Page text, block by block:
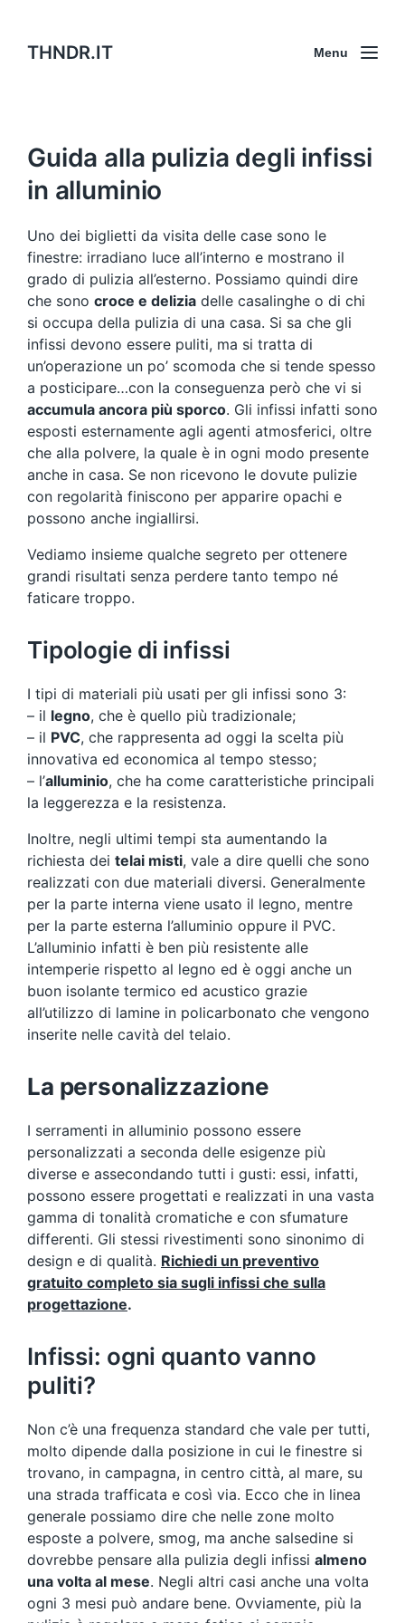
THNDR.IT Menu
Guida alla pulizia degli infissi
in alluminio
Uno dei biglietti da visita delle case sono le
finestre: irradiano luce all’interno e mostrano il
grado di pulizia all’esterno. Possiamo quindi dire
che sono croce e delizia delle casalinghe o di chi
si occupa della pulizia di una casa. Si sa che gli
infissi devono essere puliti, ma si tratta di
un’operazione un po’ scomoda che si tende spesso
a posticipare…con la conseguenza però che vi si
accumula ancora più sporco. Gli infissi infatti sono
esposti esternamente agli agenti atmosferici, oltre
che alla polvere, la quale è in ogni modo presente
anche in casa. Se non ricevono le dovute pulizie
con regolarità finiscono per apparire opachi e
possono anche ingiallirsi.
Vediamo insieme qualche segreto per ottenere
grandi risultati senza perdere tanto tempo né
faticare troppo.
Tipologie di infissi
I tipi di materiali più usati per gli infissi sono 3:
– il legno, che è quello più tradizionale;
– il PVC, che rappresenta ad oggi la scelta più
innovativa ed economica al tempo stesso;
– l’alluminio, che ha come caratteristiche principali
la leggerezza e la resistenza.
Inoltre, negli ultimi tempi sta aumentando la
richiesta dei telai misti, vale a dire quelli che sono
realizzati con due materiali diversi. Generalmente
per la parte interna viene usato il legno, mentre
per la parte esterna l’alluminio oppure il PVC.
L’alluminio infatti è ben più resistente alle
intemperie rispetto al legno ed è oggi anche un
buon isolante termico ed acustico grazie
all’utilizzo di lamine in policarbonato che vengono
inserite nelle cavità del telaio.
La personalizzazione
I serramenti in alluminio possono essere
personalizzati a seconda delle esigenze più
diverse e assecondando tutti i gusti: essi, infatti,
possono essere progettati e realizzati in una vasta
gamma di tonalità cromatiche e con sfumature
differenti. Gli stessi rivestimenti sono sinonimo di
design e di qualità. Richiedi un preventivo
gratuito completo sia sugli infissi che sulla
progettazione.
Infissi: ogni quanto vanno
puliti?
Non c’è una frequenza standard che vale per tutti,
molto dipende dalla posizione in cui le finestre si
trovano, in campagna, in centro città, al mare, su
una strada trafficata e così via. Ecco che in linea
generale possiamo dire che nelle zone molto
esposte a polvere, smog, ma anche salsedine si
dovrebbe pensare alla pulizia degli infissi almeno
una volta al mese. Negli altri casi anche una volta
ogni 3 mesi può andare bene. Ovviamente, più la